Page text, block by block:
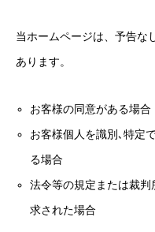
当ホームページは、予告な
あります。
お客様の同意がある場合
お客様個人を識別､特定
る場合
法令等の規定または裁
求された場合